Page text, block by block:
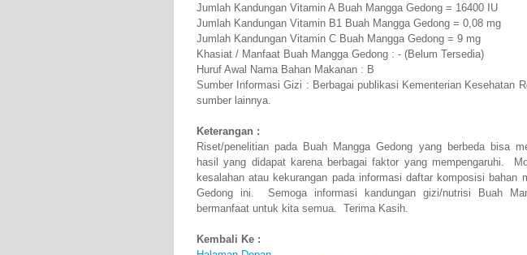
Jumlah Kandungan Vitamin A Buah Mangga Gedong = 16400 IU
Jumlah Kandungan Vitamin B1 Buah Mangga Gedong = 0,08 mg
Jumlah Kandungan Vitamin C Buah Mangga Gedong = 9 mg
Khasiat / Manfaat Buah Mangga Gedong : - (Belum Tersedia)
Huruf Awal Nama Bahan Makanan : B
Sumber Informasi Gizi : Berbagai publikasi Kementerian Kesehatan
sumber lainnya.
Keterangan :
Riset/penelitian pada Buah Mangga Gedong yang berbeda bisa
hasil yang didapat karena berbagai faktor yang mempengaruhi.
kesalahan atau kekurangan pada informasi daftar komposisi bahan
Gedong ini. Semoga informasi kandungan gizi/nutrisi Buah
bermanfaat untuk kita semua. Terima Kasih.
Kembali Ke :